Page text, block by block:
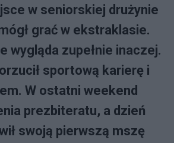
w seniorskiej drużynie
grać w ekstraklasie.
wygląda zupełnie inaczej.
sportową karierę i
W ostatni weekend
prezbiteratu, a dzień
swoją pierwszą mszę